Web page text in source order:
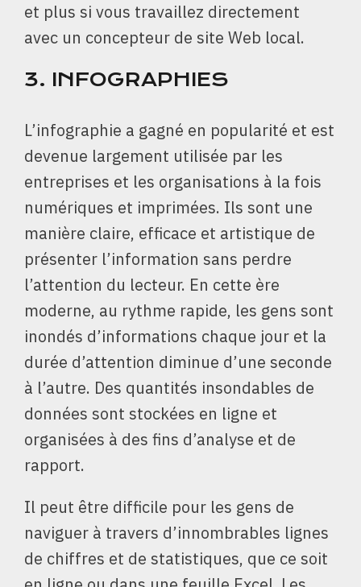
et plus si vous travaillez directement
avec un concepteur de site Web local.
3. INFOGRAPHIES
L’infographie a gagné en popularité et est
devenue largement utilisée par les
entreprises et les organisations à la fois
numériques et imprimées. Ils sont une
manière claire, efficace et artistique de
présenter l’information sans perdre
l’attention du lecteur. En cette ère
moderne, au rythme rapide, les gens sont
inondés d’informations chaque jour et la
durée d’attention diminue d’une seconde
à l’autre. Des quantités insondables de
données sont stockées en ligne et
organisées à des fins d’analyse et de
rapport.
Il peut être difficile pour les gens de
naviguer à travers d’innombrables lignes
de chiffres et de statistiques, que ce soit